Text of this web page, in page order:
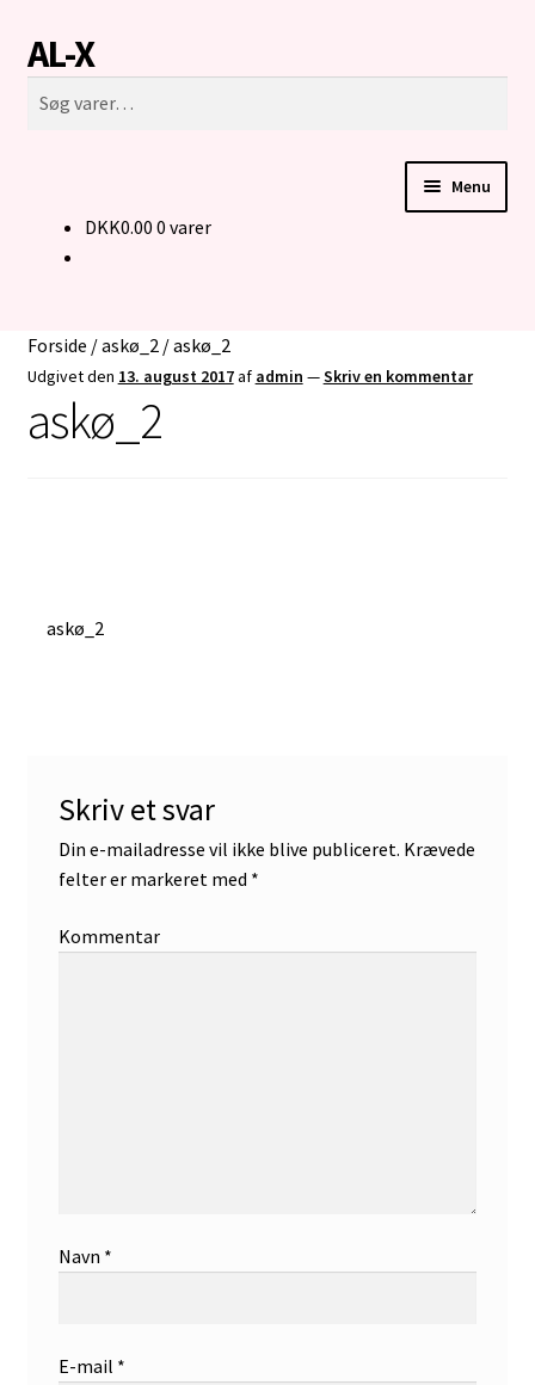
Spring
til
navigation
Spring
til
indhold
AL-X
efter:
Søg
Menu
BUKSER TIL MENNESKER I KØRESTOL
KONTAKT
DKK0.00 0 varer
Forside /askø_2/askø_2
Udgivet den 13. august 2017af admin —Skriv en kommentar
askø_2
Indlægsnavigation
Forrige
askø_2
Skriv et svar
Din e-mailadresse vil ikke blive publiceret. Krævede
felter er markeret med *
Kommentar
Navn *
E-mail *